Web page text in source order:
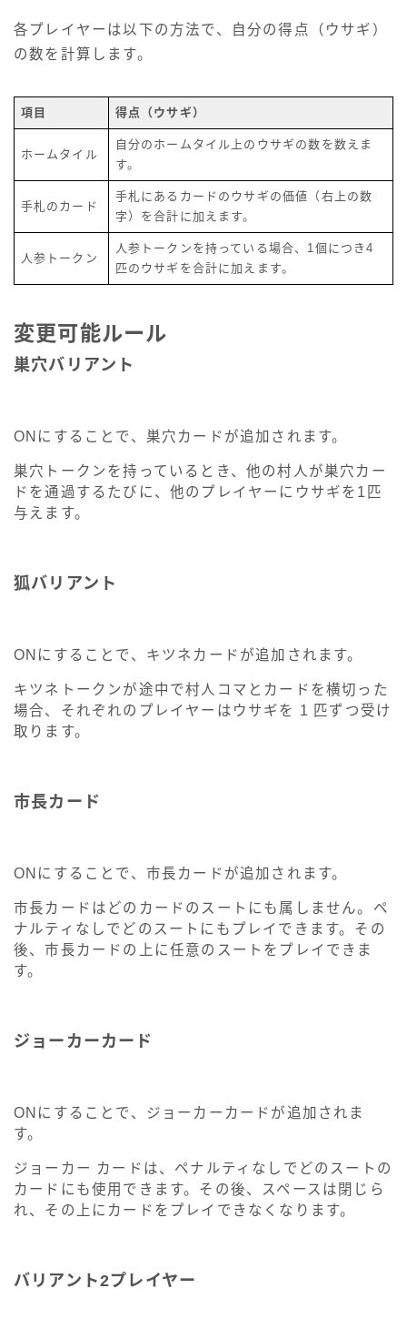
各プレイヤーは以下の方法で、自分の得点（ウサギ）
の数を計算します。
項目 得点（ウサギ）
ホームタイル
自分のホームタイル上のウサギの数を数えま
す。
手札のカード
手札にあるカードのウサギの価値（右上の数
字）を合計に加えます。
人参トークン
人参トークンを持っている場合、1個につき4
匹のウサギを合計に加えます。
変更可能ルール
巣穴バリアント
ONにすることで、巣穴カードが追加されます。
巣穴トークンを持っているとき、他の村人が巣穴カー
ドを通過するたびに、他のプレイヤーにウサギを1匹
与えます。
狐バリアント
ONにすることで、キツネカードが追加されます。
キツネトークンが途中で村人コマとカードを横切った
場合、それぞれのプレイヤーはウサギを 1 匹ずつ受け
取ります。
市長カード
ONにすることで、市長カードが追加されます。
市長カードはどのカードのスートにも属しません。ペ
ナルティなしでどのスートにもプレイできます。その
後、市長カードの上に任意のスートをプレイできま
す。
ジョーカーカード
ONにすることで、ジョーカーカードが追加されま
す。
ジョーカー カードは、ペナルティなしでどのスートの
カードにも使用できます。その後、スペースは閉じら
れ、その上にカードをプレイできなくなります。
バリアント2プレイヤー